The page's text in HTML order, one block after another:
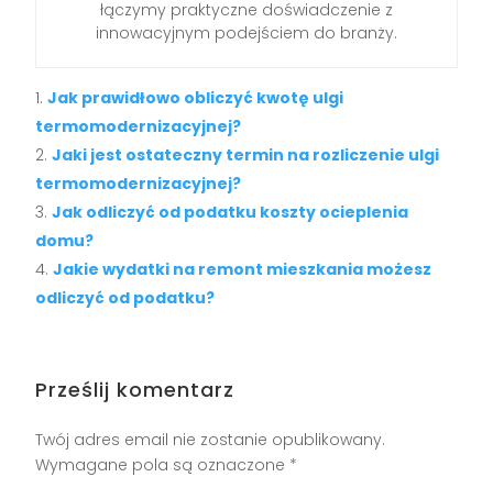
łączymy praktyczne doświadczenie z
innowacyjnym podejściem do branży.
Jak prawidłowo obliczyć kwotę ulgi
termomodernizacyjnej?
Jaki jest ostateczny termin na rozliczenie ulgi
termomodernizacyjnej?
Jak odliczyć od podatku koszty ocieplenia
domu?
Jakie wydatki na remont mieszkania możesz
odliczyć od podatku?
Prześlij komentarz
Twój adres email nie zostanie opublikowany.
Wymagane pola są oznaczone *